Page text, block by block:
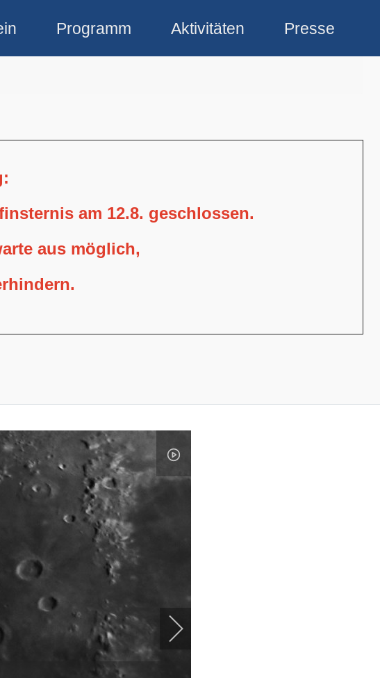
Programm Aktivitäten Presse
am 12.8. geschlossen.
aus möglich,